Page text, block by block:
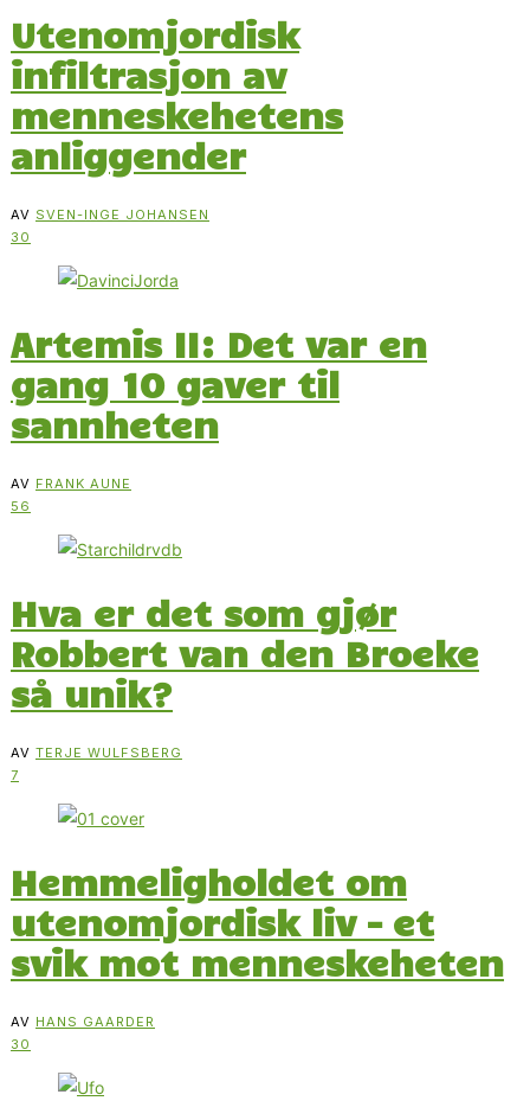
Utenomjordisk
infiltrasjon av
menneskehetens
anliggender
AV SVEN-INGE JOHANSEN
30
Artemis II: Det var en
gang 10 gaver til
sannheten
AV FRANK AUNE
56
Hva er det som gjør
Robbert van den Broeke
så unik?
AV TERJE WULFSBERG
7
Hemmeligholdet om
utenomjordisk liv – et
svik mot menneskeheten
AV HANS GAARDER
30